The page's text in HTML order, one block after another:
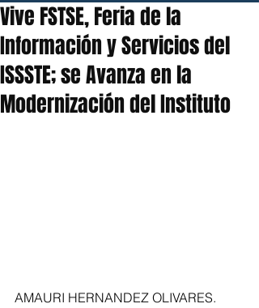
Vive FSTSE, Feria de la
Información y Servicios del
ISSSTE; se Avanza en la
Modernización del Instituto
AMAURI HERNANDEZ OLIVARES.